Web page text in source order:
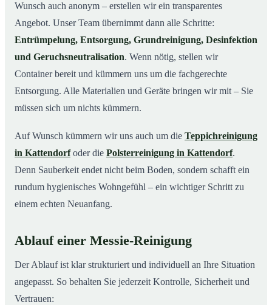
Wunsch auch anonym – erstellen wir ein transparentes
Angebot. Unser Team übernimmt dann alle Schritte:
Entrümpelung, Entsorgung, Grundreinigung, Desinfektion
und Geruchsneutralisation. Wenn nötig, stellen wir
Container bereit und kümmern uns um die fachgerechte
Entsorgung. Alle Materialien und Geräte bringen wir mit – Sie
müssen sich um nichts kümmern.
Auf Wunsch kümmern wir uns auch um die Teppichreinigung
in Kattendorfoder die Polsterreinigung in Kattendorf.
Denn Sauberkeit endet nicht beim Boden, sondern schafft ein
rundum hygienisches Wohngefühl – ein wichtiger Schritt zu
einem echten Neuanfang.
Ablauf einer Messie-Reinigung
Der Ablauf ist klar strukturiert und individuell an Ihre Situation
angepasst. So behalten Sie jederzeit Kontrolle, Sicherheit und
Vertrauen: